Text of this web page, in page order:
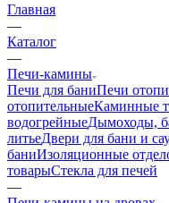
Главная
—
Каталог
—
Печи-камины
Печи для баниПечи
отопительныеКаминные
водогрейныеДымоходы,
литьеДвери для бани и
баниИзоляционные
товарыСтекла для печей
—